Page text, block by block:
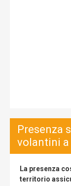
Presenza
volantini a
La presenza
territorio